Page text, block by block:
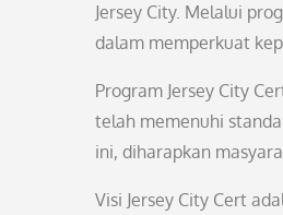
Jersey City. Melalui
dalam memperkuat
Program Jersey City
telah memenuhi
ini, diharapkan
Visi Jersey City Cert